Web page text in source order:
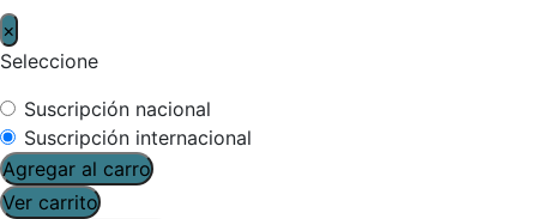
×
Seleccione
Suscripción nacional
Suscripción internacional
Agregar al carro
Ver carrito